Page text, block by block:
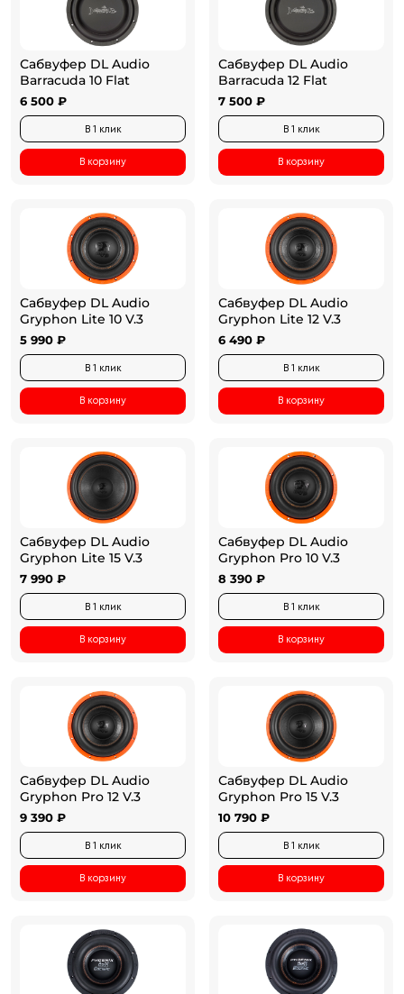
Сабвуфер DL Audio
Barracuda 10 Flat
6 500 ₽
В 1 клик
В корзину
Сабвуфер DL Audio
Barracuda 12 Flat
7 500 ₽
В 1 клик
В корзину
Сабвуфер DL Audio
Gryphon Lite 10 V.3
5 990 ₽
В 1 клик
В корзину
Сабвуфер DL Audio
Gryphon Lite 12 V.3
6 490 ₽
В 1 клик
В корзину
Сабвуфер DL Audio
Gryphon Lite 15 V.3
7 990 ₽
В 1 клик
В корзину
Сабвуфер DL Audio
Gryphon Pro 10 V.3
8 390 ₽
В 1 клик
В корзину
Сабвуфер DL Audio
Gryphon Pro 12 V.3
9 390 ₽
В 1 клик
В корзину
Сабвуфер DL Audio
Gryphon Pro 15 V.3
10 790 ₽
В 1 клик
В корзину